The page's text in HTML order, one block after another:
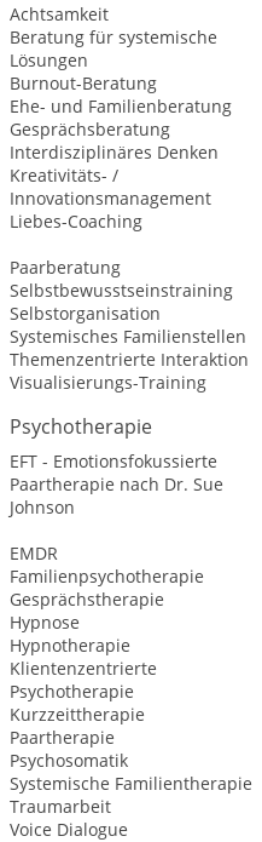
Achtsamkeit
Beratung für systemische
Lösungen
Burnout-Beratung
Ehe- und Familienberatung
Gesprächsberatung
Interdisziplinäres Denken
Kreativitäts- /
Innovationsmanagement
Liebes-Coaching
Paarberatung
Selbstbewusstseinstraining
Selbstorganisation
Systemisches Familienstellen
Themenzentrierte Interaktion
Visualisierungs-Training
Psychotherapie
EFT - Emotionsfokussierte
Paartherapie nach Dr. Sue
Johnson
EMDR
Familienpsychotherapie
Gesprächstherapie
Hypnose
Hypnotherapie
Klientenzentrierte
Psychotherapie
Kurzzeittherapie
Paartherapie
Psychosomatik
Systemische Familientherapie
Traumarbeit
Voice Dialogue